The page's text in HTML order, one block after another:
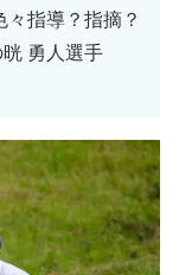
指導？指摘？
勇人選手